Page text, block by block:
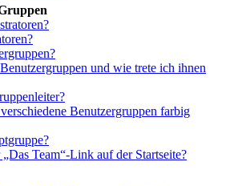
und wie trete ich ihnen
Benutzergruppen farbig
„Das Team“-Link auf der Startseite?